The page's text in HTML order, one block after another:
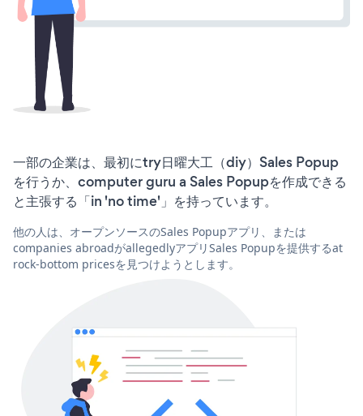
一部の企業は、最初にtry日曜大工（diy）Sales Popup
を行うか、computer guru a Sales Popupを作成できる
と主張する「in 'no time'」を持っています。
他の人は、オープンソースのSales Popupアプリ、または
companies abroadがallegedlyアプリSales Popupを提供するat
rock-bottom pricesを見つけようとします。